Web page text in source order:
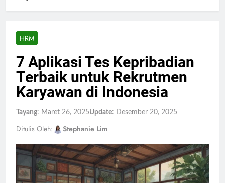
HRM
7 Aplikasi Tes Kepribadian
Terbaik untuk Rekrutmen
Karyawan di Indonesia
Tayang: Maret 26, 2025Update: Desember 20, 2025
Ditulis Oleh: Stephanie Lim